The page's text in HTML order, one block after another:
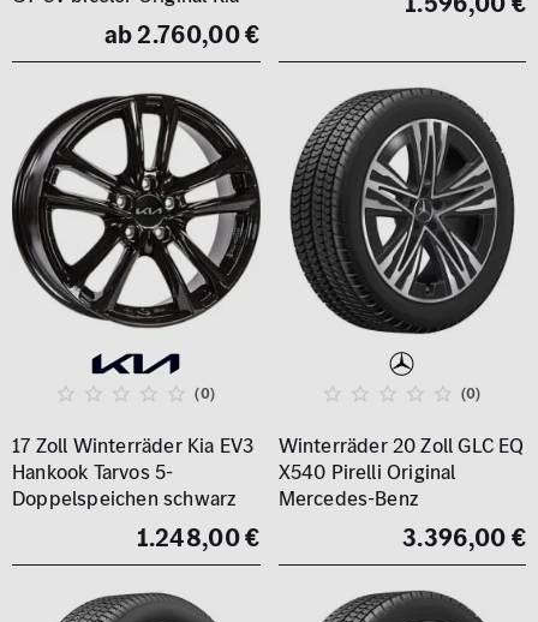
ab 2.760,00 €
(0)
17 Zoll Winterräder Kia EV3
Hankook Tarvos 5-
Doppelspeichen schwarz
1.248,00 €
(0)
Winterräder 20 Zoll GLC EQ
X540 Pirelli Original
Mercedes-Benz
3.396,00 €